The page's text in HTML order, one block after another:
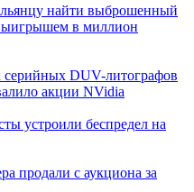
найти выброшенный
в миллион
серийных DUV-литографов
акции NVidia
устроили беспредел на
продали с аукциона за